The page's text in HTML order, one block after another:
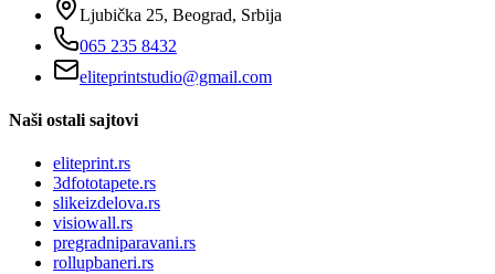
Ljubička 25, Beograd, Srbija
065 235 8432
eliteprintstudio@gmail.com
Naši ostali sajtovi
eliteprint.rs
3dfototapete.rs
slikeizdelova.rs
visiowall.rs
pregradniparavani.rs
rollupbaneri.rs